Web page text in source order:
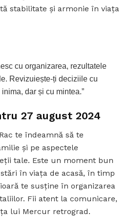
stabilitate și armonie în viața
cu organizarea, rezultatele
Revizuiește-ți deciziile cu
dar și cu mintea.”
27 august 2024
te îndeamnă să te
și pe aspectele
tale. Este un moment bun
în viața de acasă, în timp
te susține în organizarea
Fii atent la comunicare,
lui Mercur retrograd.